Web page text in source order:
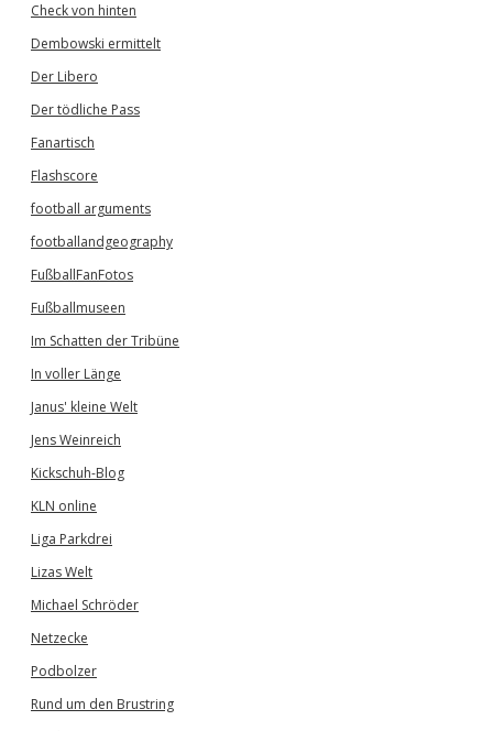
Check von hinten
Dembowski ermittelt
Der Libero
Der tödliche Pass
Fanartisch
Flashscore
football arguments
footballandgeography
FußballFanFotos
Fußballmuseen
Im Schatten der Tribüne
In voller Länge
Janus' kleine Welt
Jens Weinreich
Kickschuh-Blog
KLN online
Liga Parkdrei
Lizas Welt
Michael Schröder
Netzecke
Podbolzer
Rund um den Brustring